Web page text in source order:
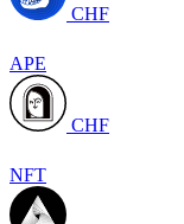
CHF
APE
CHF
NFT